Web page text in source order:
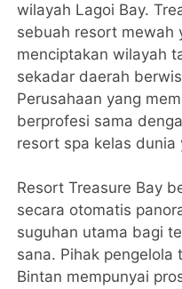
wilayah Lagoi Bay.
sebuah resort mewah
menciptakan wilayah
sekadar daerah
Perusahaan yang
berprofesi sama
resort spa kelas dunia
Resort Treasure Bay
secara otomatis
suguhan utama bagi
sana. Pihak pengelola
Bintan mempunyai